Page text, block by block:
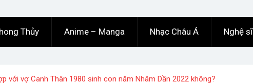
Thủy Anime – Manga Nhạc Châu Á Nghệ sĩ
với vợ Canh Thân 1980 sinh con năm Nhâm Dần 2022 không?